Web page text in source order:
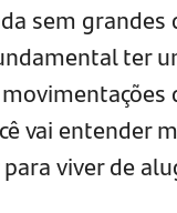
sem grandes
ter
vai entender
viver de